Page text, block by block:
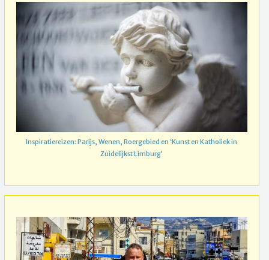
Inspiratiereizen: Parijs, Wenen, Roergebied en ‘Kunst en Katholiek in
Zuidelijkst Limburg’